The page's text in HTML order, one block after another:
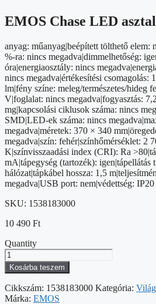
EMOS Chase LED
anyag: műanyag|beépített tölthető elem:
%-ra: nincs megadva|dimmelhetőség:
óra|energiaosztály: nincs
nincs megadva|értékesítési csomagolás:
lm|fény színe: meleg/természetes/hideg
V|foglalat: nincs megadva|fogyasztás:
mg|kapcsolási ciklusok száma: nincs
SMD|LED-ek száma: nincs
megadva|méretek: 370 × 340
megadva|szín: fehér|színhőmérséklet: 2
K|színvisszaadási index (CRI): Ra
mA|tápegység (tartozék): igen|tápellátás
hálózat|tápkábel hossza: 1,5
megadva|USB port: nem|védettség: IP20
SKU: 1538183000
10 490 Ft
Quantity
EMOS
Chase
LED
asztali
lámpa,
Kosárba teszem
Cikkszám: 1538183000 Kategória:
Márka: EMOS